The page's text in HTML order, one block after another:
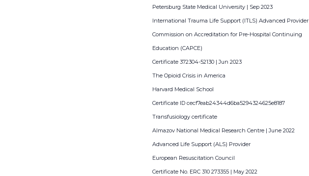
Petersburg State Medical University | Sep 2023
International Trauma Life Support (ITLS) Advanced Provider
Commission on Accreditation for Pre-Hospital Continuing
Education (CAPCE)
Certificate 372304-52130 | Jun 2023
The Opioid Crisis in America
Harvard Medical School
Certificate ID cecf7eab24344d6ba5294324625e8187
Transfusiology certificate
Almazov National Medical Research Centre | June 2022
Advanced Life Support (ALS) Provider
European Resuscitation Council
Certificate No. ERC 310 273355 | May 2022